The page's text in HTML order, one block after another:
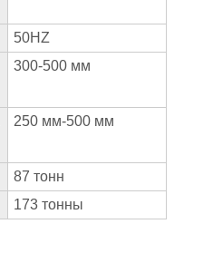
50HZ
300-500 мм
250 мм-500 мм
87 тонн
173 тонны